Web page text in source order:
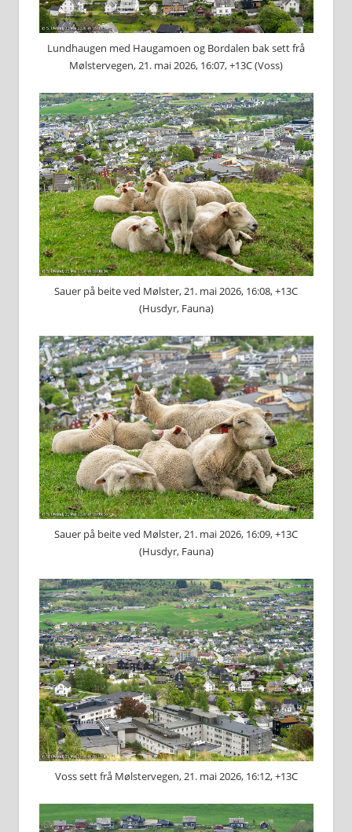
Lundhaugen med Haugamoen og Bordalen bak sett frå
Mølstervegen, 21. mai 2026, 16:07, +13C (Voss)
Sauer på beite ved Mølster, 21. mai 2026, 16:08, +13C
(Husdyr, Fauna)
Sauer på beite ved Mølster, 21. mai 2026, 16:09, +13C
(Husdyr, Fauna)
Voss sett frå Mølstervegen, 21. mai 2026, 16:12, +13C